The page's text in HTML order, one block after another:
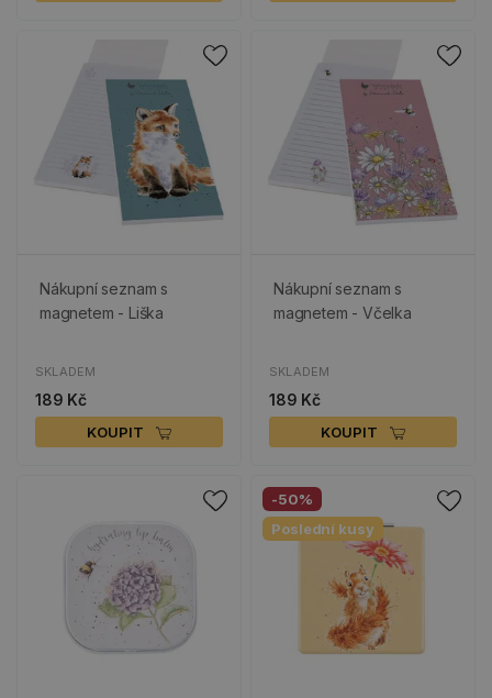
Nákupní seznam s
magnetem - Liška
SKLADEM
189 Kč
KOUPIT
Nákupní seznam s
magnetem - Včelka
SKLADEM
189 Kč
KOUPIT
-50%
Poslední kusy